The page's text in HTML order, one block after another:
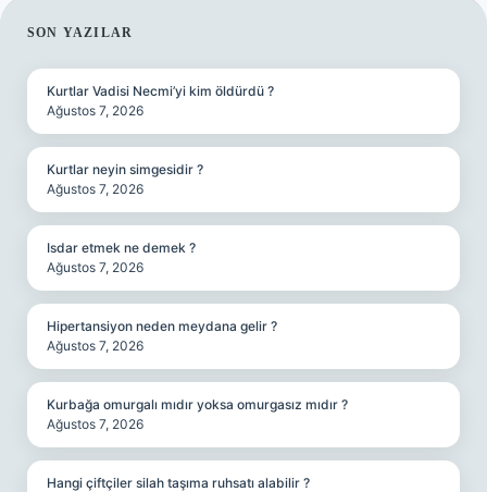
SIDEBAR
SON YAZILAR
Kurtlar Vadisi Necmi’yi kim öldürdü ?
Ağustos 7, 2026
Kurtlar neyin simgesidir ?
Ağustos 7, 2026
Isdar etmek ne demek ?
Ağustos 7, 2026
Hipertansiyon neden meydana gelir ?
Ağustos 7, 2026
Kurbağa omurgalı mıdır yoksa omurgasız mıdır ?
Ağustos 7, 2026
Hangi çiftçiler silah taşıma ruhsatı alabilir ?